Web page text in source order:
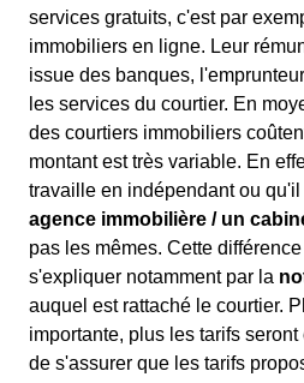
services gratuits, c'est par
immobiliers en ligne. Leur
issue des banques,
les services du courtier. En
des courtiers immobiliers
montant est très variable. En
travaille en indépendant ou
agence immobilière / un
pas les mêmes. Cette
s'expliquer notamment par la
auquel est rattaché le courtier.
importante, plus les tarifs
de s'assurer que les tarifs